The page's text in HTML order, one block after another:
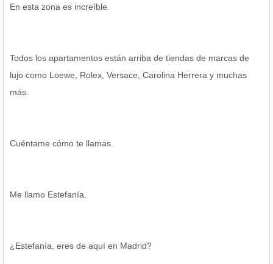
En esta zona es increíble.
Todos los apartamentos están arriba de tiendas de marcas de
lujo como Loewe, Rolex, Versace, Carolina Herrera y muchas
más.
Cuéntame cómo te llamas.
Me llamo Estefanía.
¿Estefanía, eres de aquí en Madrid?